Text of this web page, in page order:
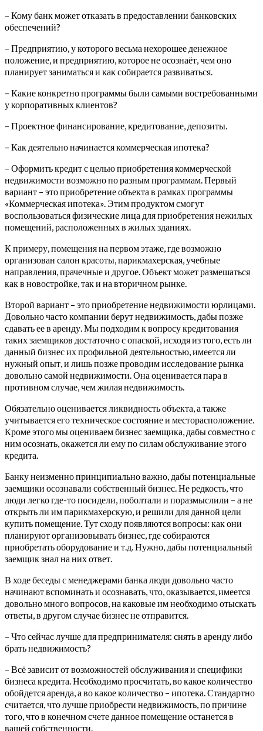
– Кому банк может отказать в предоставлении банковских
обеспечений?
– Предприятию, у которого весьма нехорошее денежное
положение, и предприятию, которое не осознаёт, чем оно
планирует заниматься и как собирается развиваться.
– Какие конкретно программы были самыми востребованными
у корпоративных клиентов?
– Проектное финансирование, кредитование, депозиты.
– Как деятельно начинается коммерческая ипотека?
– Оформить кредит с целью приобретения коммерческой
недвижимости возможно по разным программам. Первый
вариант – это приобретение объекта в рамках программы
«Коммерческая ипотека». Этим продуктом смогут
воспользоваться физические лица для приобретения нежилых
помещений, расположенных в жилых зданиях.
К примеру, помещения на первом этаже, где возможно
организован салон красоты, парикмахерская, учебные
направления, прачечные и другое. Объект может размешаться
как в новостройке, так и на вторичном рынке.
Второй вариант – это приобретение недвижимости юрлицами.
Довольно часто компании берут недвижимость, дабы позже
сдавать ее в аренду. Мы подходим к вопросу кредитования
таких заемщиков достаточно с опаской, исходя из того, есть ли
данный бизнес их профильной деятельностью, имеется ли
нужный опыт, и лишь позже проводим исследование рынка
довольно самой недвижимости. Она оценивается пара в
противном случае, чем жилая недвижимость.
Обязательно оценивается ликвидность объекта, а также
учитывается его техническое состояние и месторасположение.
Кроме этого мы оцениваем бизнес заемщика, дабы совместно с
ним осознать, окажется ли ему по силам обслуживание этого
кредита.
Банку неизменно принципиально важно, дабы потенциальные
заемщики осознавали собственный бизнес. Не редкость, что
люди легко где-то посидели, поболтали и поразмыслили – а не
открыть ли им парикмахерскую, и решили для данной цели
купить помещение. Тут сходу появляются вопросы: как они
планируют организовывать бизнес, где собираются
приобретать оборудование и т.д. Нужно, дабы потенциальный
заемщик знал на них ответ.
В ходе беседы с менеджерами банка люди довольно часто
начинают вспоминать и осознавать, что, оказывается, имеется
довольно много вопросов, на каковые им необходимо отыскать
ответы, в другом случае бизнес не отправится.
– Что сейчас лучше для предпринимателя: снять в аренду либо
брать недвижимость?
– Всё зависит от возможностей обслуживания и специфики
бизнеса кредита. Необходимо просчитать, во какое количество
обойдется аренда, а во какое количество – ипотека. Стандартно
считается, что лучше приобрести недвижимость, по причине
того, что в конечном счете данное помещение останется в
вашей собственности.